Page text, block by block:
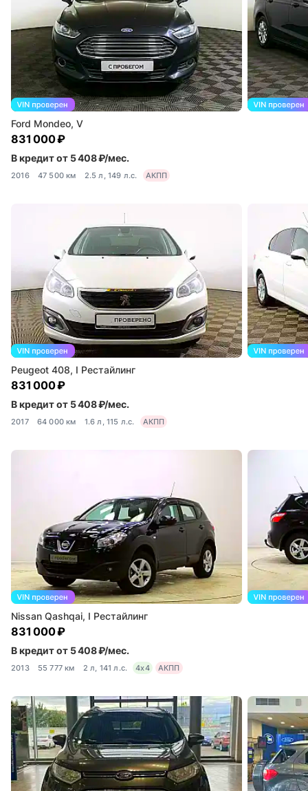
Ford Mondeo, V
831 000 ₽
В кредит от 5 408 ₽/мес.
2016 47 500 км 2.5 л, 149 л.с. АКПП
Peugeot 408, I Рестайлинг
831 000 ₽
В кредит от 5 408 ₽/мес.
2017 64 000 км 1.6 л, 115 л.с. АКПП
Nissan Qashqai, I Рестайлинг
831 000 ₽
В кредит от 5 408 ₽/мес.
2013 55 777 км 2 л, 141 л.с. 4x4 АКПП